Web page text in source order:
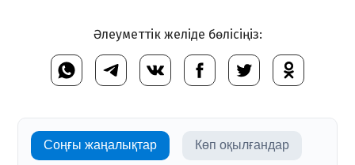
Әлеуметтік желіде бөлісіңіз:
Соңғы жаңалықтар Көп оқылғандар